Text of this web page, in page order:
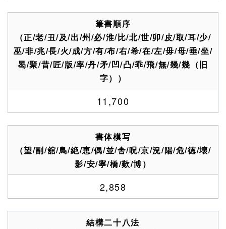
筆書順序
（正/老/丑/及/出/州/必/淮/比/北/世/卯/皮/取/耳/少/
巫/非/兆/長/火/成/方/有/布/右/希/在/左/毋/母/垂/坐/
曷/聚/昔/匠/版/率/丹/矛/凹/凸/乖/飛/無/幾/幾（旧
字））
11,700
書体模写
（望/副/舘/鳥/絶/恵/偶/並/舎/呪/京/況/陽/危/徳/壊/
影/安/寧/橋/歎/博）
2,858
結構二十八法